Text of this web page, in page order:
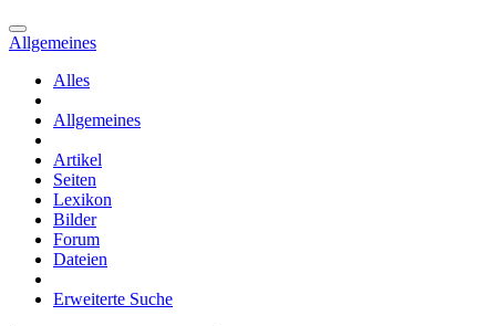
Allgemeines
Alles
Allgemeines
Artikel
Seiten
Lexikon
Bilder
Forum
Dateien
Erweiterte Suche